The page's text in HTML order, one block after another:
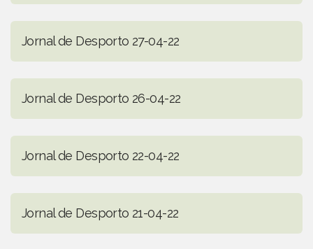
Jornal de Desporto 27-04-22
Jornal de Desporto 26-04-22
Jornal de Desporto 22-04-22
Jornal de Desporto 21-04-22